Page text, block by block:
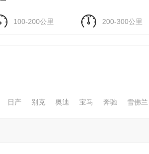
100-200公里 200-300公里
日产 别克 奥迪 宝马 奔驰 雪佛兰